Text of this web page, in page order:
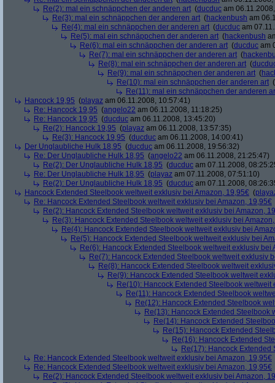
Re(2): mal ein schnäppchen der anderen art (ducduc am
Re(3): mal ein schnäppchen der anderen art (hackenbush am
Re(4): mal ein schnäppchen der anderen art (ducduc am
Re(5): mal ein schnäppchen der anderen art (hackenbush
Re(6): mal ein schnäppchen der anderen art (ducduc am
Re(7): mal ein schnäppchen der anderen art (
Re(8): mal ein schnäppchen der anderen art (
Re(9): mal ein schnäppchen der anderen art (
Re(10): mal ein schnäppchen der anderen art (
Re(11): mal ein schnäppchen der anderen
Hancock 19,95 (playaz am 06.11.2008, 10:57:41)
Re: Hancock 19,95 (angelo22 am 06.11.2008, 11:18:25)
Re: Hancock 19,95 (ducduc am 06.11.2008, 13:45:20)
Re(2): Hancock 19,95 (playaz am 06.11.2008, 13:57:35)
Re(3): Hancock 19,95 (ducduc am 06.11.2008, 14:00:41)
Der Unglaubliche Hulk 18,95 (ducduc am 06.11.2008, 19:56:32)
Re: Der Unglaubliche Hulk 18,95 (angelo22 am 06.11.2008, 21:25:47)
Re(2): Der Unglaubliche Hulk 18,95 (ducduc am 07.11.2008,
Re: Der Unglaubliche Hulk 18,95 (playaz am 07.11.2008, 07:51:10)
Re(2): Der Unglaubliche Hulk 18,95 (ducduc am 07.11.2008,
Hancock Extended Steelbook weltweit exklusiv bei Amazon, 19,95€ (
Re: Hancock Extended Steelbook weltweit exklusiv bei Amazon, 19,95€
Re(2): Hancock Extended Steelbook weltweit exklusiv bei Amazon,
Re(3): Hancock Extended Steelbook weltweit exklusiv bei
Re(4): Hancock Extended Steelbook weltweit exklusiv bei
Re(5): Hancock Extended Steelbook weltweit exklusiv bei
Re(6): Hancock Extended Steelbook weltweit exklusiv bei
Re(7): Hancock Extended Steelbook weltweit exklusiv
Re(8): Hancock Extended Steelbook weltweit
Re(9): Hancock Extended Steelbook weltweit
Re(10): Hancock Extended Steelbook weltweit
Re(11): Hancock Extended Steelbook
Re(12): Hancock Extended Steelbook
Re(13): Hancock Extended Steelbook
Re(14): Hancock Extended
Re(15): Hancock Extended
Re(16): Hancock Extended
Re(17): Hancock
Re: Hancock Extended Steelbook weltweit exklusiv bei Amazon, 19,95€
Re: Hancock Extended Steelbook weltweit exklusiv bei Amazon, 19,95€
Re(2): Hancock Extended Steelbook weltweit exklusiv bei Amazon,